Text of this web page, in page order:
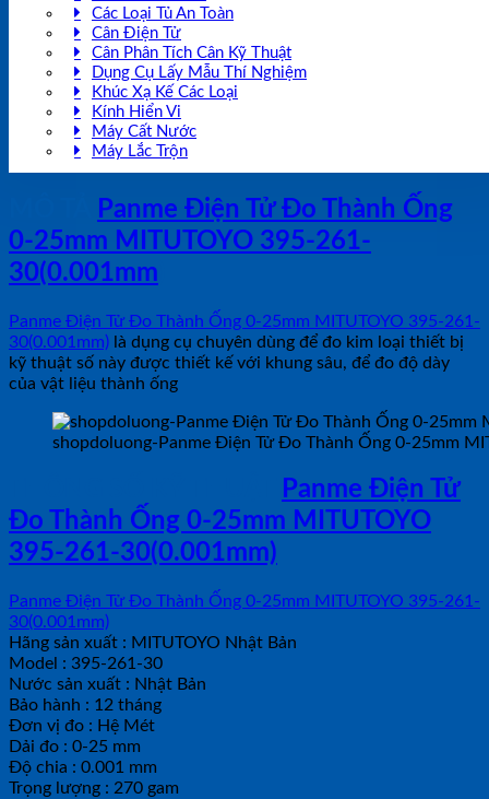
Các Loại Tủ An Toàn
Cân Điện Tử
Cân Phân Tích Cân Kỹ Thuật
Dụng Cụ Lấy Mẫu Thí Nghiệm
Khúc Xạ Kế Các Loại
Kính Hiển Vi
Máy Cất Nước
Máy Lắc Trộn
Panme Điện Tử Đo Thành Ống
0-25mm MITUTOYO 395-261-
30(0.001mm
Panme Điện Tử Đo Thành Ống 0-25mm MITUTOYO 395-261-
30(0.001mm) là dụng cụ chuyên dùng để đo kim loại thiết bị
kỹ thuật số này được thiết kế với khung sâu, để đo độ dày
của vật liệu thành ống
shopdoluong-Panme Điện Tử Đo Thành Ống 0-25mm
Panme Điện Tử
Đo Thành Ống 0-25mm MITUTOYO
395-261-30(0.001mm)
Panme Điện Tử Đo Thành Ống 0-25mm MITUTOYO 395-261-
30(0.001mm)
Hãng sản xuất : MITUTOYO Nhật Bản
Model : 395-261-30
Nước sản xuất : Nhật Bản
Bảo hành : 12 tháng
Đơn vị đo : Hệ Mét
Dải đo : 0-25 mm
Độ chia : 0.001 mm
Trọng lượng : 270 gam